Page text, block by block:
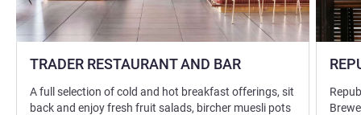
TRADER RESTAURANT AND BAR
A full selection of cold and hot breakfast offerings, sit
back and enjoy fresh fruit salads, bircher muesli pots